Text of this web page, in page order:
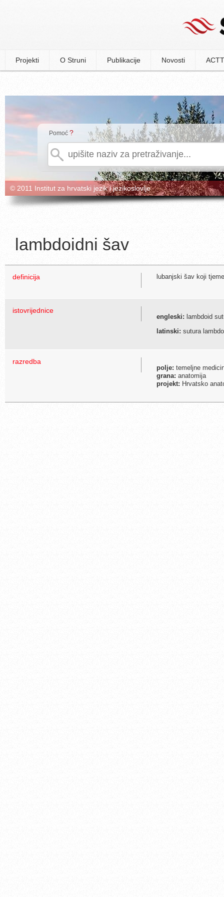
Projekti O Struni Publikacije Novosti
Pomoć ?
© 2011 Institut za hrvatski jezik i jezikoslovlje
lambdoidni šav
definicija lubanjski šav koji
istovrijednice
engleski: lambdoid
latinski: sutura
razredba
polje: temeljne
grana: anatomija
projekt: Hrvatsko